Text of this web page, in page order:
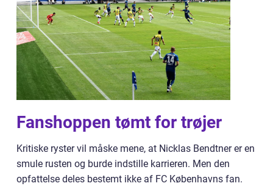
Fanshoppen tømt for trøjer
Kritiske ryster vil måske mene, at Nicklas Bendtner er en
smule rusten og burde indstille karrieren. Men den
opfattelse deles bestemt ikke af FC Københavns fan.